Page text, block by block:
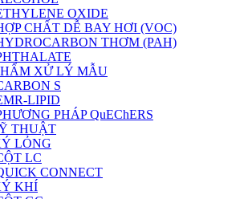
OXIDE
CHẤT DỄ BAY HƠI (VOC)
THƠM (PAH)
XỬ LÝ MẪU
S
LIPID
PHÁP QuEChERS
THUẬT
LỎNG
LC
CONNECT
KHÍ